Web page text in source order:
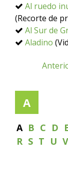
Al ruedo
(Recorte de
Al Sur de
Aladino
A
A B C D
R S T U V